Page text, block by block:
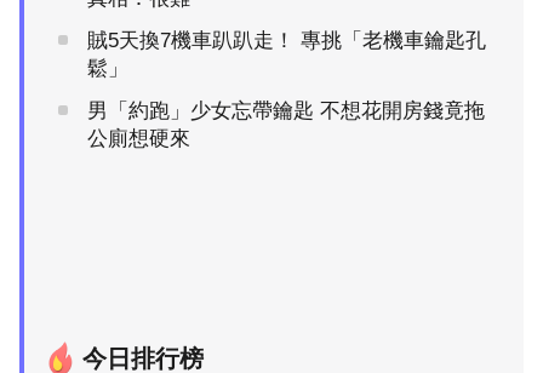
賊5天換7機車趴趴走！ 專挑「老機車鑰匙孔
鬆」
男「約跑」少女忘帶鑰匙 不想花開房錢竟拖
公廁想硬來
今日排行榜